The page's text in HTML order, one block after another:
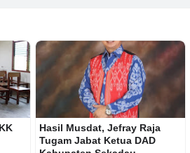
Hasil Musdat, Jefray Raja
Tugam Jabat Ketua DAD